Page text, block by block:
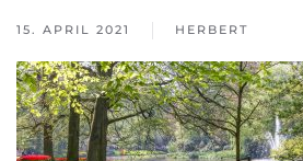
15. APRIL 2021 HERBERT